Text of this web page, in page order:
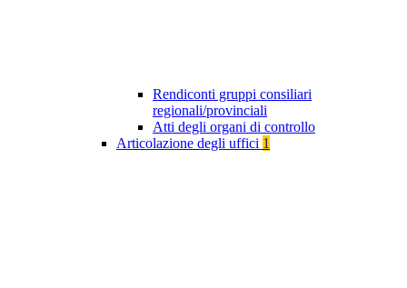
Rendiconti gruppi consiliari
regionali/provinciali
Atti degli organi di controllo
Articolazione degli uffici 1